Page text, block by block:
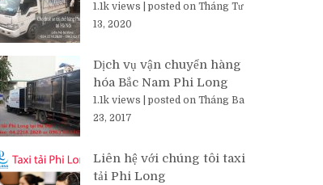
1.1k views
posted on Tháng Tư
13, 2020
Dịch vụ vận chuyển hàng
hóa Bắc Nam Phi Long
1.1k views
posted on Tháng Ba
23, 2017
Liên hệ với chúng tôi taxi
tải Phi Long